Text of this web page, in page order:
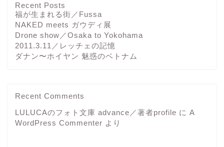
Recent Posts
福が生まれる街／Fussa
NAKED meets ガウディ展
Drone show／Osaka to Yokohama
2011.3.11／レッチェの記憶
ダナン〜ホイヤン 魅惑のベトナム
Recent Comments
LULUCAのフォト文庫 advance／著者profile に A
WordPress Commenter より